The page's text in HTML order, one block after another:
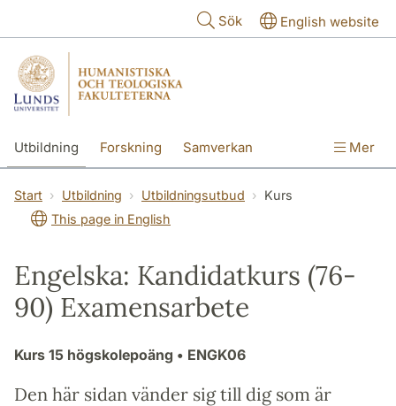
Sök English website
Utbildning Forskning Samverkan Mer
Start Utbildning Utbildningsutbud
Kurs
This page in English
Engelska: Kandidatkurs (76-
90) Examensarbete
Kurs 15 högskolepoäng • ENGK06
Den här sidan vänder sig till dig som är